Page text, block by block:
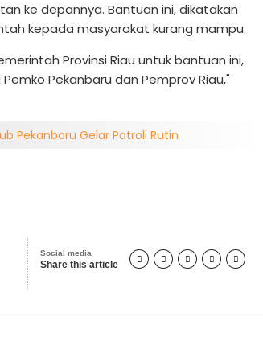
ke depannya. Bantuan ini, dikatakan
kepada masyarakat kurang mampu.
Provinsi Riau untuk bantuan ini,
Pekanbaru dan Pemprov Riau,"
Pekanbaru Gelar Patroli Rutin
Social media
Share this article     